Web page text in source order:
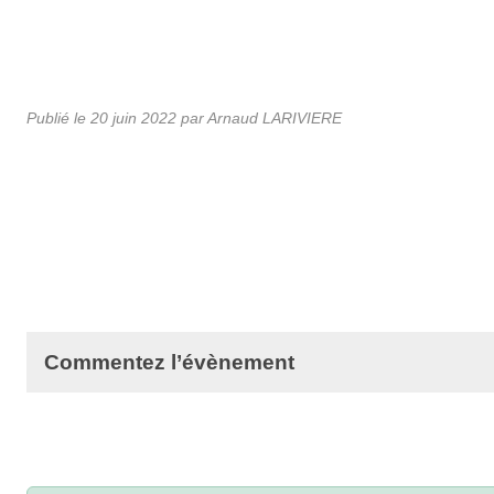
Publié le 20 juin 2022 par Arnaud LARIVIERE
Commentez l’évènement